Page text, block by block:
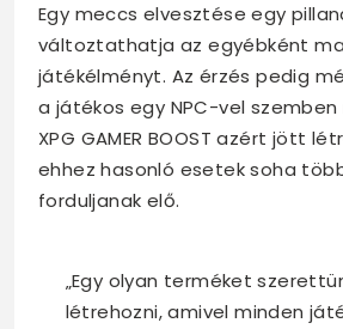
Egy meccs elvesztése egy
változtathatja az egyébként
játékélményt. Az érzés pedig
a játékos egy NPC-vel szemben
XPG GAMER BOOST azért jött
ehhez hasonló esetek soha
forduljanak elő.
„Egy olyan terméket
létrehozni, amivel minden